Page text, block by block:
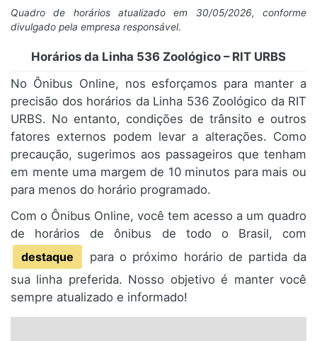
Quadro de horários atualizado em 30/05/2026, conforme
divulgado pela empresa responsável.
Horários da Linha 536 Zoológico – RIT URBS
No Ônibus Online, nos esforçamos para manter a
precisão dos horários da Linha 536 Zoológico da RIT
URBS. No entanto, condições de trânsito e outros
fatores externos podem levar a alterações. Como
precaução, sugerimos aos passageiros que tenham
em mente uma margem de 10 minutos para mais ou
para menos do horário programado.
Com o Ônibus Online, você tem acesso a um quadro
de horários de ônibus de todo o Brasil, com
destaque
para o próximo horário de partida da
sua linha preferida. Nosso objetivo é manter você
sempre atualizado e informado!